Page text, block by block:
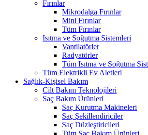
Fırınlar
Mikrodalga Fırınlar
Mini Fırınlar
Tüm Fırınlar
Isıtma ve Soğutma Sistemleri
Vantilatörler
Radyatörler
Tüm Isıtma ve Soğutma
Tüm Elektrikli Ev Aletleri
Sağlık-Kişisel Bakım
Cilt Bakım Teknolojileri
Saç Bakım Ürünleri
Saç Kurutma Makineleri
Saç Şekillendiriciler
Saç Düzleştiricileri
Tüm Saç Bakım Ürünleri